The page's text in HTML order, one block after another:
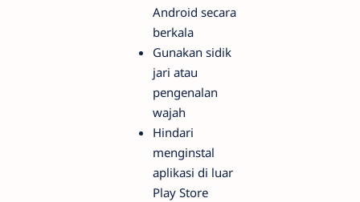
Android secara
berkala
Gunakan sidik
jari atau
pengenalan
wajah
Hindari
menginstal
aplikasi di luar
Play Store